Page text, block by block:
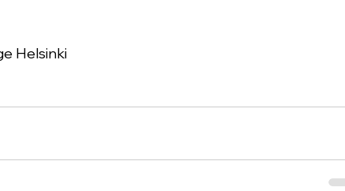
Helsinki